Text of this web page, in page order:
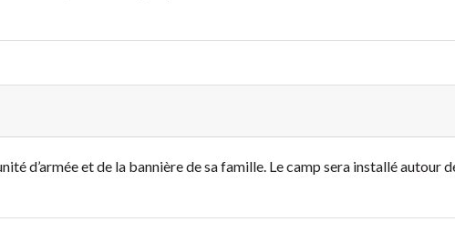
d’armée et de la bannière de sa famille. Le camp sera installé autour